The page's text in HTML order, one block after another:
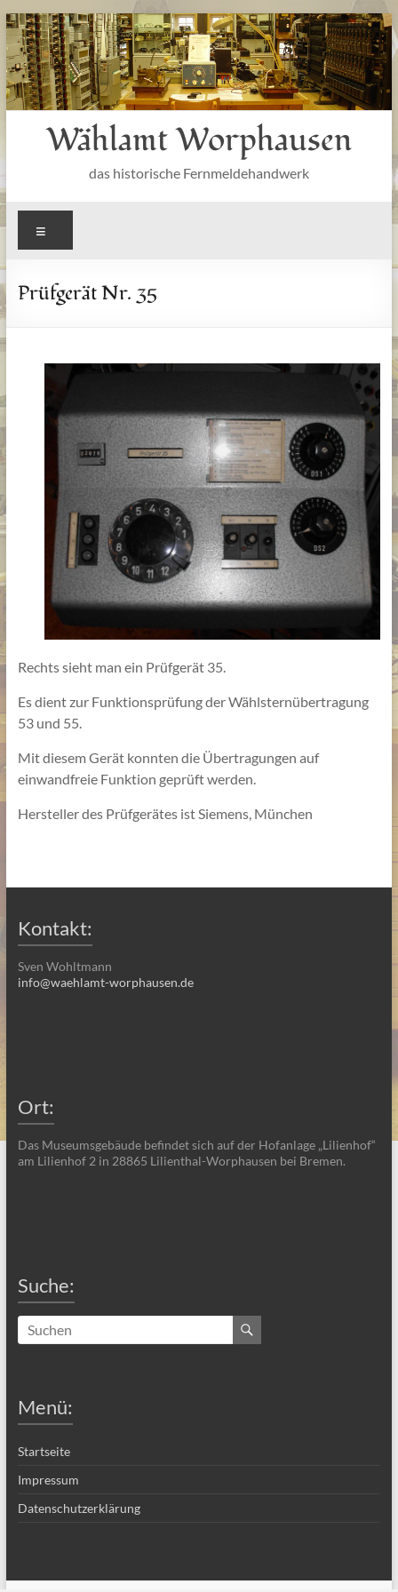
Zum
Inhalt
springen
Wählamt Worphausen
das historische Fernmeldehandwerk
Prüfgerät Nr. 35
Rechts sieht man ein Prüfgerät 35.
Es dient zur Funktionsprüfung der Wählsternübertragung
53 und 55.
Mit diesem Gerät konnten die Übertragungen auf
einwandfreie Funktion geprüft werden.
Hersteller des Prüfgerätes ist Siemens, München
Kontakt:
Sven Wohltmann
info@waehlamt-worphausen.de
Ort:
Das Museumsgebäude befindet sich auf der Hofanlage „Lilienhof“
am Lilienhof 2 in 28865 Lilienthal-Worphausen bei Bremen.
Suche:
Menü:
Startseite
Impressum
Datenschutzerklärung